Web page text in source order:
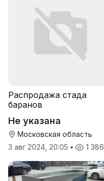
Распродажа стада
баранов
Не указана
Московская область
3 авг 2024, 20:05 • 1 386